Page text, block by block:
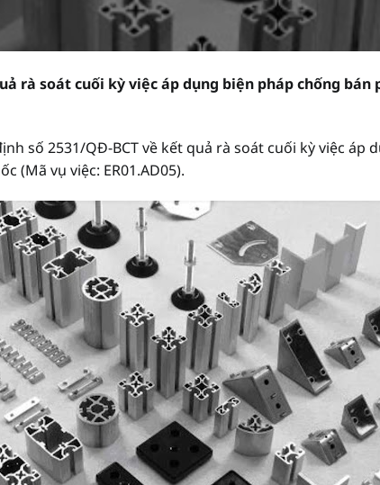
rà soát cuối kỳ việc áp dụng biện pháp chống
số 2531/QĐ-BCT về kết quả rà soát cuối kỳ việc áp
(Mã vụ việc: ER01.AD05).